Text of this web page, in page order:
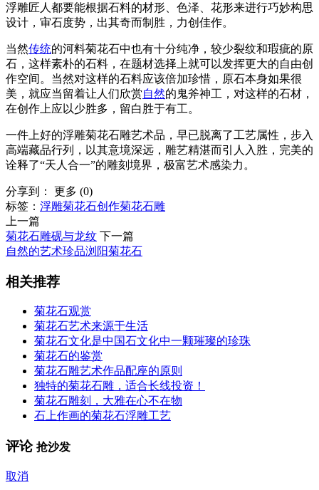
浮雕匠人都要能根据石料的材形、色泽、花形来进行巧妙构思
设计，审石度势，出其奇而制胜，力创佳作。
当然传统的河料菊花石中也有十分纯净，较少裂纹和瑕疵的原
石，这样素朴的石料，在题材选择上就可以发挥更大的自由创
作空间。当然对这样的石料应该倍加珍惜，原石本身如果很
美，就应当留着让人们欣赏自然的鬼斧神工，对这样的石材，
在创作上应以少胜多，留白胜于有工。
一件上好的浮雕菊花石雕艺术品，早已脱离了工艺属性，步入
高端藏品行列，以其意境深远，雕艺精湛而引人入胜，完美的
诠释了“天人合一”的雕刻境界，极富艺术感染力。
分享到： 更多 (0)
标签： 浮雕菊花石创作菊花石雕
上一篇
菊花石雕砚与龙纹 下一篇
自然的艺术珍品浏阳菊花石
相关推荐
菊花石观赏
菊花石艺术来源于生活
菊花石文化是中国石文化中一颗璀璨的珍珠
菊花石的鉴赏
菊花石雕艺术作品配座的原则
独特的菊花石雕，适合长线投资！
菊花石雕刻，大雅在心不在物
石上作画的菊花石浮雕工艺
评论 抢沙发
取消